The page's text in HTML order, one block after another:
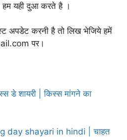
हम यही दुआ करते है ।
अपडेट करनी है तो लिख भेजिये हमें
पर।
डे शायरी | किस्स मांगने का
day shayari in hindi | चाहत